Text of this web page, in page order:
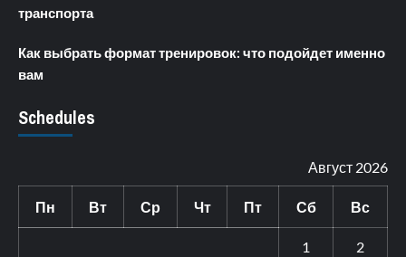
транспорта
Как выбрать формат тренировок: что подойдет именно
вам
Schedules
Август 2026
Пн Вт Ср Чт Пт Сб Вс
1 2